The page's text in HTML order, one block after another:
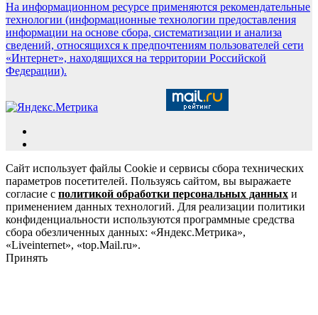
На информационном ресурсе применяются рекомендательные
технологии (информационные технологии предоставления
информации на основе сбора, систематизации и анализа
сведений, относящихся к предпочтениям пользователей сети
«Интернет», находящихся на территории Российской
Федерации).
Сайт использует файлы Cookie и сервисы сбора технических
параметров посетителей. Пользуясь сайтом, вы выражаете
согласие с политикой обработки персональных данных и
применением данных технологий. Для реализации политики
конфиденциальности используются программные средства
сбора обезличенных данных: «Яндекс.Метрика»,
«Liveinternet», «top.Mail.ru».
Принять